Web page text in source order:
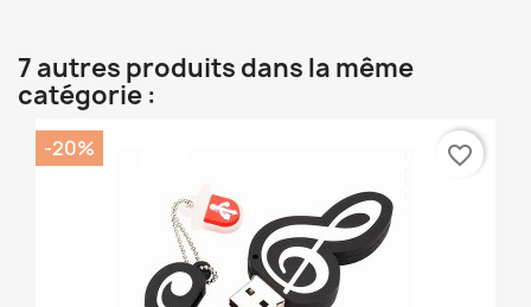
7 autres produits dans la même
catégorie :
-20% favorite_border